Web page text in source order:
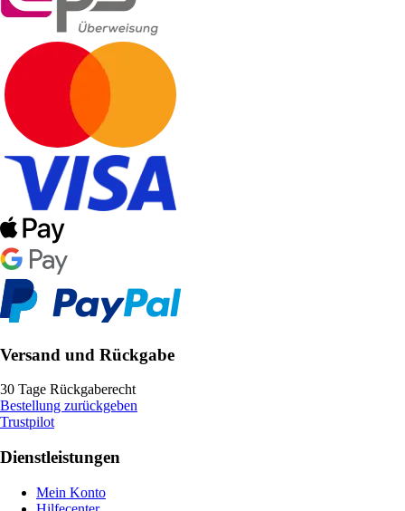
Versand und Rückgabe
30 Tage Rückgaberecht
Bestellung zurückgeben
Trustpilot
Dienstleistungen
Mein Konto